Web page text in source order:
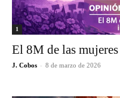
1
El 8M de las
J. Cobos - 8 de marzo de 2026